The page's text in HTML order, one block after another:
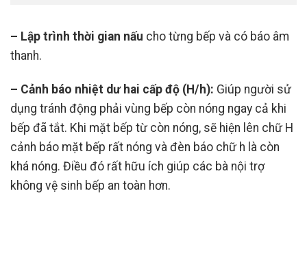
– Lập trình thời gian nấu cho từng bếp và có báo âm
thanh.
– Cảnh báo nhiệt dư hai cấp độ (H/h): Giúp người sử
dụng tránh động phải vùng bếp còn nóng ngay cả khi
bếp đã tắt. Khi mặt bếp từ còn nóng, sẽ hiện lên chữ H
cảnh báo mặt bếp rất nóng và đèn báo chữ h là còn
khá nóng. Điều đó rất hữu ích giúp các bà nội trợ
không vệ sinh bếp an toàn hơn.